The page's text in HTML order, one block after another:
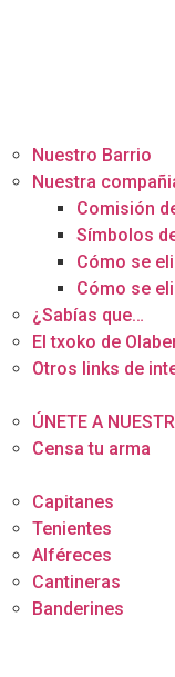
Nuestro Barrio
Nuestra
Comisión
Símbolos
Cómo se
Cómo se
¿Sabías que…
El txoko de
Otros links de
ÚNETE A
Censa tu arma
Capitanes
Tenientes
Alféreces
Cantineras
Banderines